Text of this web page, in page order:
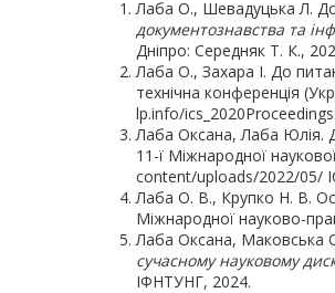
Лаба О., Шевадуцька Л. До
документознавства та
Дніпро: Середняк Т. К.,
Лаба О., Захара І. До
технічна конференція
lp.info/
Лаба Оксана, Лаба Юлія.
11-ї Міжнародної
content/uploads/2022/05/
Лаба О. В., Крупко Н. В.
Міжнародної науково-
Лаба Оксана, Маковська
сучасному науковому
ІФНТУНГ, 2024.